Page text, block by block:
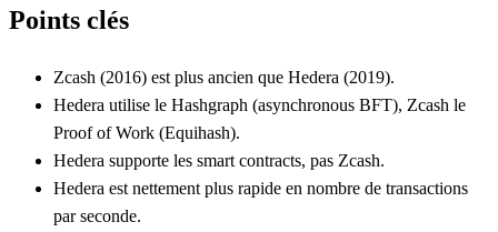
Points clés
Zcash (2016) est plus ancien que Hedera (2019).
Hedera utilise le Hashgraph (asynchronous BFT), Zcash le
Proof of Work (Equihash).
Hedera supporte les smart contracts, pas Zcash.
Hedera est nettement plus rapide en nombre de transactions
par seconde.